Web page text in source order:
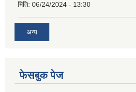
मिति: 06/24/2024 - 13:30
अन्य
फेसबुक पेज